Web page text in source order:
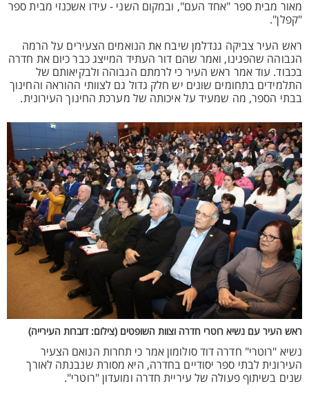
מאור מבית ספר "אחד העם", ובמקום השני - עידו אשכנזי מבית ספר
"קפלן".
ראש העיר צביקה גנדלמן שיבח את הנואמים הצעירים על הרמה
הגבוהה שהפגינו, ואמר שהם דור העתיד המייצג כבר כיום את חדרה
בכבוד. עוד אמר ראש העיר כי לרמתם הגבוהה ולבקיאותם של
התלמידים בתחומים שונים יש חלק גדול גם לצוותי ההוראה והחינוך
בבתי הספר, מה שמעיד על איכותה של מערכת החינוך העירונית.
ראש העיר עם נשיא רוטרי חדרה וצוות השופטים (צילום: דוברות העירייה)
נשיא "רוטרי" חדרה דוד סולומון אמר כי תחרות הנואם הצעיר
העירונית לבתי ספר יסודיים בחדרה, היא מסורת שנבנתה לאורך
שנים בשיתוף פעולה של עיריית חדרה ומועדון "רוטרי".